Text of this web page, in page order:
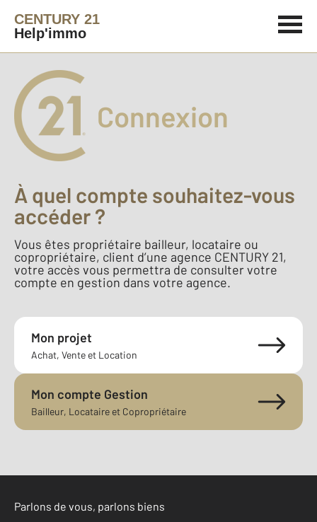
CENTURY 21
Help'immo
Connexion
À quel compte souhaitez-vous
accéder ?
Vous êtes propriétaire bailleur, locataire ou
copropriétaire, client d’une agence CENTURY 21,
votre accès vous permettra de consulter votre
compte en gestion dans votre agence.
Mon projet
Achat, Vente et Location
Mon compte Gestion
Bailleur, Locataire et Copropriétaire
Parlons de vous, parlons biens